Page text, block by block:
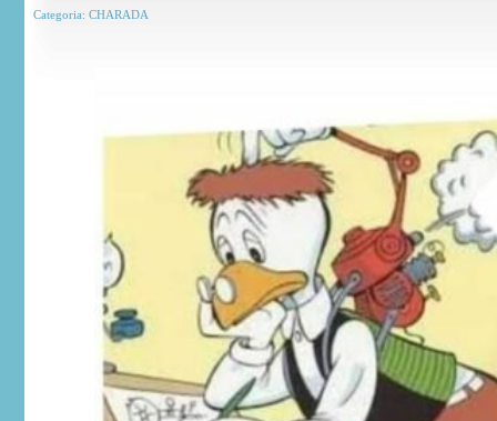
Categoria: CHARADA